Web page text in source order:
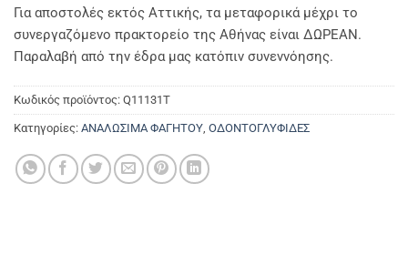
Για αποστολές εκτός Αττικής, τα μεταφορικά μέχρι το
συνεργαζόμενο πρακτορείο της Αθήνας είναι ΔΩΡΕΑΝ.
Παραλαβή από την έδρα μας κατόπιν συνεννόησης.
Κωδικός προϊόντος: Q11131T
Κατηγορίες: ΑΝΑΛΩΣΙΜΑ ΦΑΓΗΤΟΥ ΟΔΟΝΤΟΓΛΥΦΙΔΕΣ